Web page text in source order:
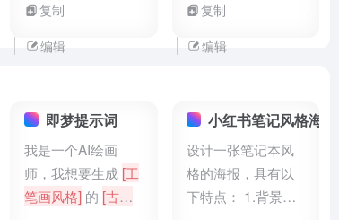
索]，请你构思一个
全面的理论体系，
的理论模型，提升
复制
编辑
影响》]
的是我搜集的相关
揭示其背后隐藏的
潜在趋势，并运用
统计分析方法及可
视化工具来强化论
文中的论点依据。
复制
编辑
即梦提示词
我是一个AI绘画
师，我想要生成 [工
笔画风格] 的 [古代
小红书笔记风格海报
设计一张笔记本风
格的海报，具有以
下特点： 1.背景：